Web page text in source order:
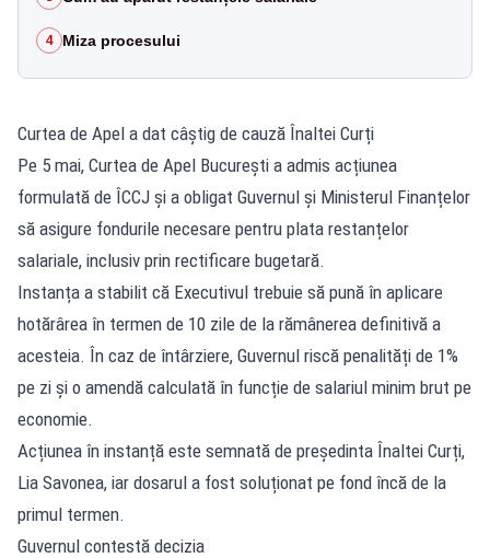
4 Miza procesului
Curtea de Apel a dat câștig de cauză Înaltei Curți
Pe 5 mai, Curtea de Apel București a admis acțiunea
formulată de ÎCCJ și a obligat Guvernul și Ministerul Finanțelor
să asigure fondurile necesare pentru plata restanțelor
salariale, inclusiv prin rectificare bugetară.
Instanța a stabilit că Executivul trebuie să pună în aplicare
hotărârea în termen de 10 zile de la rămânerea definitivă a
acesteia. În caz de întârziere, Guvernul riscă penalități de 1%
pe zi și o amendă calculată în funcție de salariul minim brut pe
economie.
Acțiunea în instanță este semnată de președinta Înaltei Curți,
Lia Savonea, iar dosarul a fost soluționat pe fond încă de la
primul termen.
Guvernul contestă decizia